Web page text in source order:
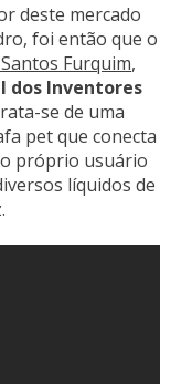
deste mercado
foi então que o
Furquim,
dos Inventores
se de uma
pet que conecta
próprio usuário
líquidos de